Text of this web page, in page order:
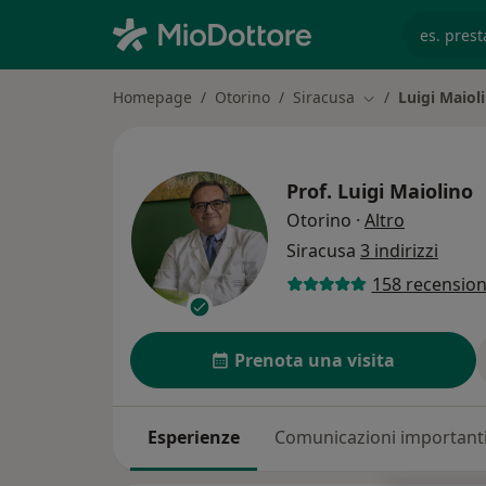
Homepage Otorino Siracusa Cambia città
Luigi
Prof. Luigi Maiolino
Otorino · Altro
Siracusa 3 indirizzi
158
Prenota una visita
Esperienze Comunicazioni importanti